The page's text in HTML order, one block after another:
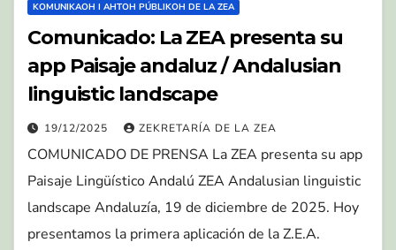
KOMUNIKAOH I AHTOH PÚBLIKOH DE LA ZEA
Comunicado: La ZEA presenta su
app Paisaje andaluz / Andalusian
linguistic landscape
19/12/2025 ZEKRETARÍA DE LA ZEA
COMUNICADO DE PRENSA La ZEA presenta su app
Paisaje Lingüístico Andalú ZEA Andalusian linguistic
landscape Andaluzía, 19 de diciembre de 2025. Hoy
presentamos la primera aplicación de la Z.E.A.